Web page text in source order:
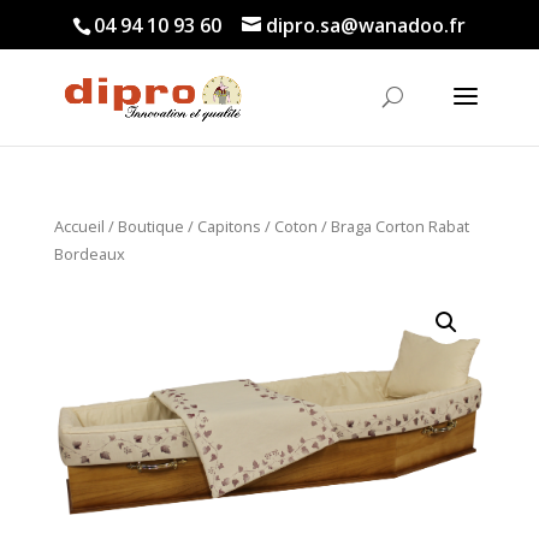
04 94 10 93 60 dipro.sa@wanadoo.fr
Accueil / Boutique / Capitons / Coton / Braga Corton Rabat
Bordeaux